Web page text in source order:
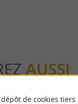
AUSSI
de cookies tiers